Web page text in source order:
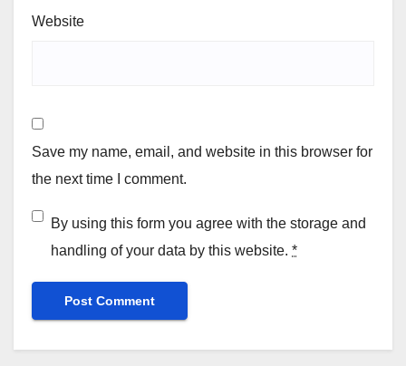
Website
Save my name, email, and website in this browser for
the next time I comment.
By using this form you agree with the storage and
handling of your data by this website. *